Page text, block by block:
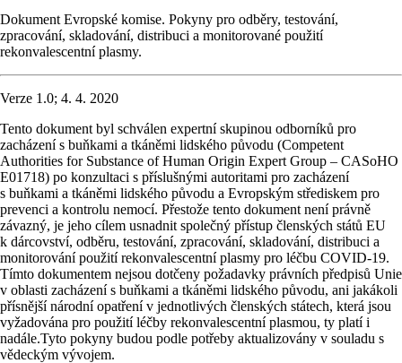
Dokument Evropské komise. Pokyny pro odběry, testování,
zpracování, skladování, distribuci a monitorované použití
rekonvalescentní plasmy.
Verze 1.0; 4. 4. 2020
Tento dokument byl schválen expertní skupinou odborníků pro
zacházení s buňkami a tkáněmi lidského původu (Competent
Authorities for Substance of Human Origin Expert Group – CASoHO
E01718) po konzultaci s příslušnými autoritami pro zacházení
s buňkami a tkáněmi lidského původu a Evropským střediskem pro
prevenci a kontrolu nemocí. Přestože tento dokument není právně
závazný, je jeho cílem usnadnit společný přístup členských států EU
k dárcovství, odběru, testování, zpracování, skladování, distribuci a
monitorování použití rekonvalescentní plasmy pro léčbu COVID-19.
Tímto dokumentem nejsou dotčeny požadavky právních předpisů Unie
v oblasti zacházení s buňkami a tkáněmi lidského původu, ani jakákoli
přísnější národní opatření v jednotlivých členských státech, která jsou
vyžadována pro použití léčby rekonvalescentní plasmou, ty platí i
nadále.Tyto pokyny budou podle potřeby aktualizovány v souladu s
vědeckým vývojem.